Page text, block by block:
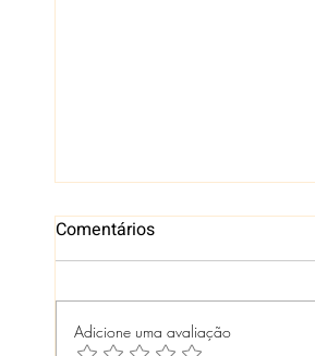
Comentários
Adicione uma avaliação